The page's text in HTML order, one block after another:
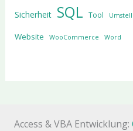
Sicherheit SQL Tool
Website WooCommerce Word
Access & VBA Entwicklung: